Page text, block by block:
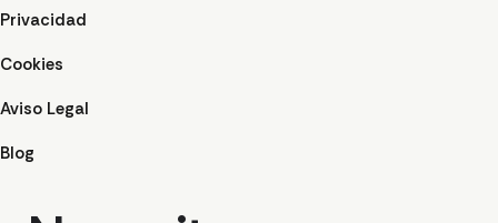
Privacidad
Cookies
Aviso Legal
Blog